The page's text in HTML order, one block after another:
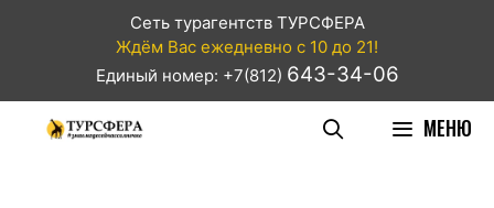
Сеть турагентств ТУРСФЕРА
Ждём Вас ежедневно с 10 до 21!
Единый номер: +7(812) 643-34-06
МЕНЮ